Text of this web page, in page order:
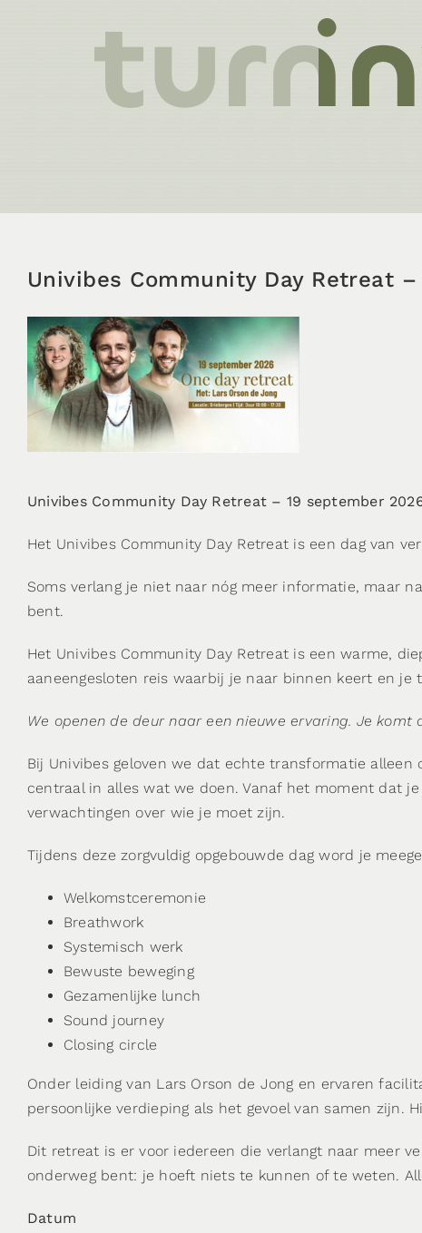
Univibes Community Day Retreat
Univibes Community Day Retreat – 19 september
Het Univibes Community Day Retreat is een dag van
Soms verlang je niet naar nóg meer informatie, maar
bent.
Het Univibes Community Day Retreat is een warme,
aaneengesloten reis waarbij je naar binnen keert en
We openen de deur naar een nieuwe ervaring. Je
Bij Univibes geloven we dat echte transformatie
centraal in alles wat we doen. Vanaf het moment dat
verwachtingen over wie je moet zijn.
Tijdens deze zorgvuldig opgebouwde dag word je
Welkomstceremonie
Breathwork
Systemisch werk
Bewuste beweging
Gezamenlijke lunch
Sound journey
Closing circle
Onder leiding van Lars Orson de Jong en ervaren
persoonlijke verdieping als het gevoel van samen zijn.
Dit retreat is er voor iedereen die verlangt naar meer
onderweg bent: je hoeft niets te kunnen of te weten.
Datum